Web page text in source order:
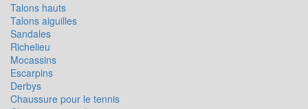
Talons hauts
Talons aiguilles
Sandales
Richelieu
Mocassins
Escarpins
Derbys
Chaussure pour le tennis